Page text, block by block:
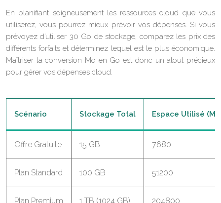
En planifiant soigneusement les ressources cloud que vous
utiliserez, vous pourrez mieux prévoir vos dépenses. Si vous
prévoyez d’utiliser 30 Go de stockage, comparez les prix des
différents forfaits et déterminez lequel est le plus économique.
Maîtriser la conversion Mo en Go est donc un atout précieux
pour gérer vos dépenses cloud.
Scénario Stockage Total Espace Utilisé
Offre Gratuite 15 GB 7680
Plan Standard 100 GB 51200
Plan Premium 1 TB (1024 GB) 204800